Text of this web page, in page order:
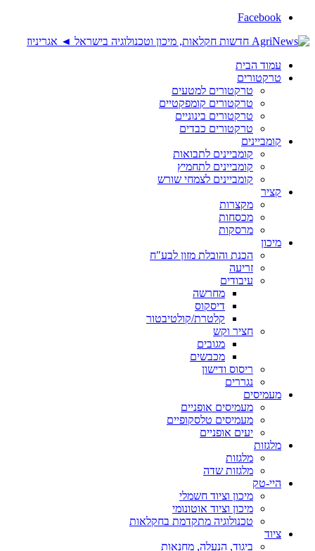
Facebook
עמוד הבית
טרקטורים
טרקטורים למטעים
טרקטורים קומפקטיים
טרקטורים בינוניים
טרקטורים כבדים
קומביינים
קומביינים לתבואות
קומביינים לתחמיץ
קומביינים לצמחי שורש
קציר
מקצרות
מכסחות
מרסקות
מיכון
הכנת והובלת מזון לבע"ח
זריעה
עיבודים
מחרשה
דיסקוס
קלטרת/קולטיבטור
חציר וקש
מגובים
מכבשים
ריסוס ודישון
נגררים
מעמיסים
מעמיסים אופניים
מעמיסים טלסקופיים
יעים אופניים
מלגזות
מלגזות
מלגזות שדה
היי-טק
מיכון וציוד חשמלי
מיכון וציוד אוטונומי
טכנולוגיה מתקדמת בחקלאות
ציוד
ביגוד, הנעלה, מחנאות